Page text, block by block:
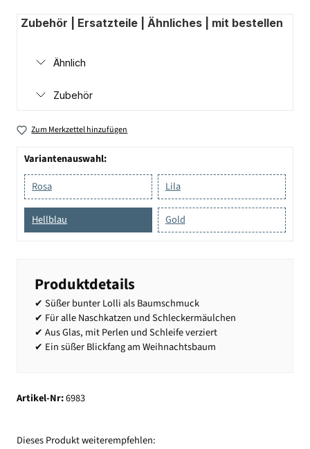
Zubehör | Ersatzteile | Ähnliches | mit bestellen
Ähnlich
Zubehör
Zum Merkzettel hinzufügen
Variantenauswahl:
Rosa
Lila
Hellblau Gold
Produktdetails
✔ Süßer bunter Lolli als Baumschmuck
✔ Für alle Naschkatzen und Schleckermäulchen
✔ Aus Glas, mit Perlen und Schleife verziert
✔ Ein süßer Blickfang am Weihnachtsbaum
Artikel-Nr:6983
Dieses Produkt weiterempfehlen: